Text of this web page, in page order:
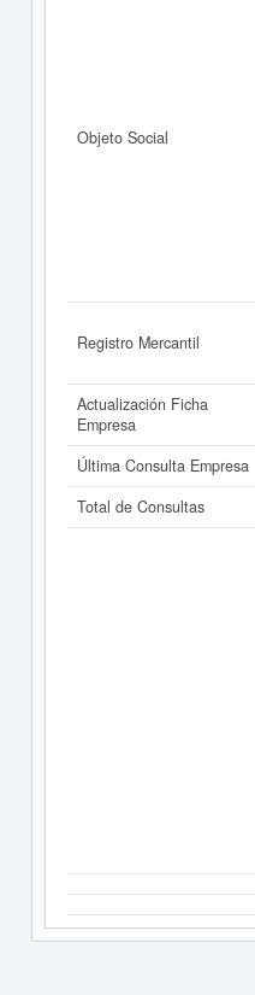
AGROINDUSTRIALES
sus años de actividad,
de
La última actualización
Objeto Social
Registro Mercantil
Actualización Ficha
Empresa
Última Consulta Empresa
Total de Consultas